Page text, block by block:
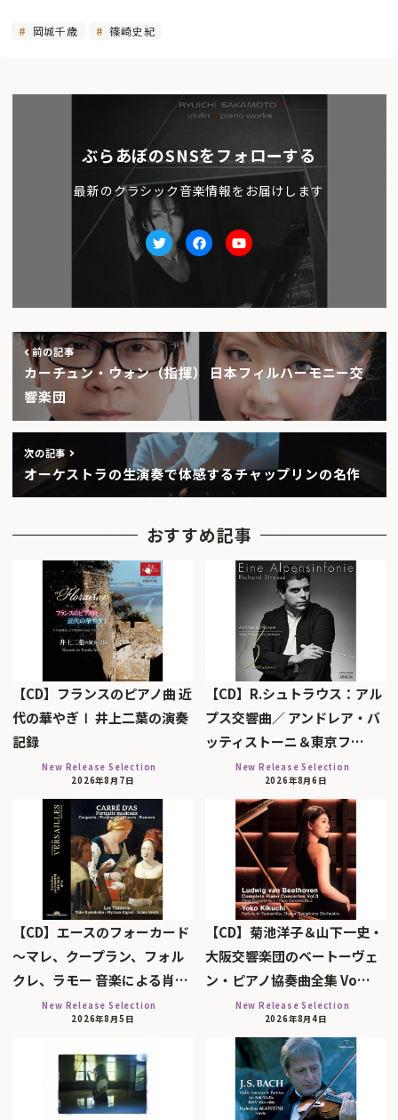
岡城千歳 篠崎史紀
ぶらあぼのSNSをフォローする
最新のクラシック音楽情報をお届けします
TwitterfacebookYoutube
前の記事
カーチュン・ウォン（指揮） 日本フィルハーモニー交
響楽団
次の記事
オーケストラの生演奏で体感するチャップリンの名作
おすすめ記事
【CD】フランスのピアノ曲 近
代の華やぎⅠ 井上二葉の演奏
記録
New Release Selection
2026年8月7日
【CD】R.シュトラウス：アル
プス交響曲／ アンドレア・バ
ッティストーニ＆東京フ…
New Release Selection
2026年8月6日
【CD】エースのフォーカード
～マレ、クープラン、フォル
クレ、ラモー 音楽による肖…
New Release Selection
2026年8月5日
【CD】菊池洋子＆山下一史・
大阪交響楽団のベートーヴェ
ン・ピアノ協奏曲全集 Vo…
New Release Selection
2026年8月4日